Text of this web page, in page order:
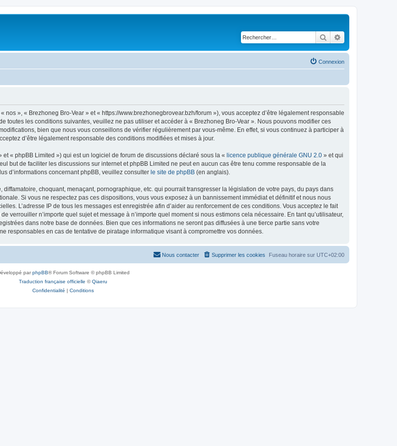
Rechercher
Connexion
», « Brezhoneg Bro-Vear » et « https://www.brezhonegbrovear.bzh/forum »), vous acceptez d’être légalement responsable
toutes les conditions suivantes, veuillez ne pas utiliser et accéder à « Brezhoneg Bro-Vear ». Nous pouvons modifier ces
bien que nous vous conseillons de vérifier régulièrement par vous-même. En effet, si vous continuez à participer à
d’être légalement responsable des conditions modifiées et mises à jour.
« phpBB Limited ») qui est un logiciel de forum de discussions déclaré sous la « licence publique générale GNU 2.0 » et qui
but de faciliter les discussions sur internet et phpBB Limited ne peut en aucun cas être tenu comme responsable de la
d’informations concernant phpBB, veuillez consulter le site de phpBB (en anglais).
choquant, menaçant, pornographique, etc. qui pourrait transgresser la législation de votre pays, du pays dans
Si vous ne respectez pas ces dispositions, vous vous exposez à un bannissement immédiat et définitif et nous nous
L’adresse IP de tous les messages est enregistrée afin d’aider au renforcement de ces conditions. Vous acceptez le fait
verrouiller n’importe quel sujet et message à n’importe quel moment si nous estimons cela nécessaire. En tant qu’utilisateur,
dans notre base de données. Bien que ces informations ne seront pas diffusées à une tierce partie sans votre
responsables en cas de tentative de piratage informatique visant à compromettre vos données.
Fuseau horaire sur UTC+02:00
Supprimer les cookies
Nous contacter
parphpBB® Forum Software © phpBB Limited
Traduction française officielle ©Qiaeru
Confidentialité | Conditions